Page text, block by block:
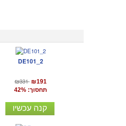
DE101_2
₪331 ₪191
תחסוך: 42%
קנה עכשיו